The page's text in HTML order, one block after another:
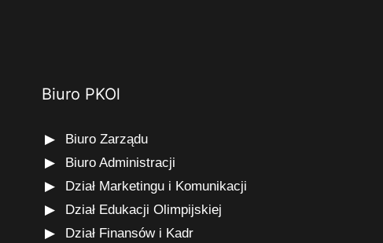
Biuro PKOl
Biuro Zarządu
Biuro Administracji
Dział Marketingu i Komunikacji
Dział Edukacji Olimpijskiej
Dział Finansów i Kadr